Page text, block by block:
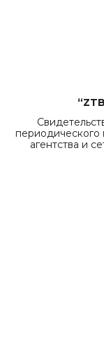
периодического
агентства и